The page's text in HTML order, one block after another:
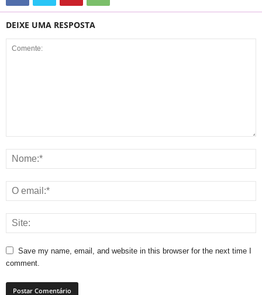
DEIXE UMA RESPOSTA
Save my name, email, and website in this browser for the next time I
comment.